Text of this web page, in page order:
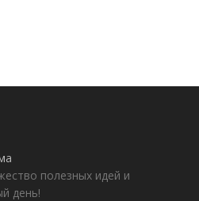
полезных идей и
день!